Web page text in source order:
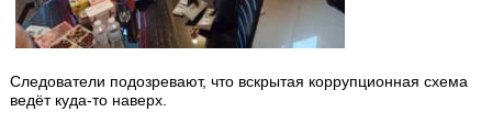
Следователи подозревают, что вскрытая коррупционная схема
ведёт куда-то наверх.